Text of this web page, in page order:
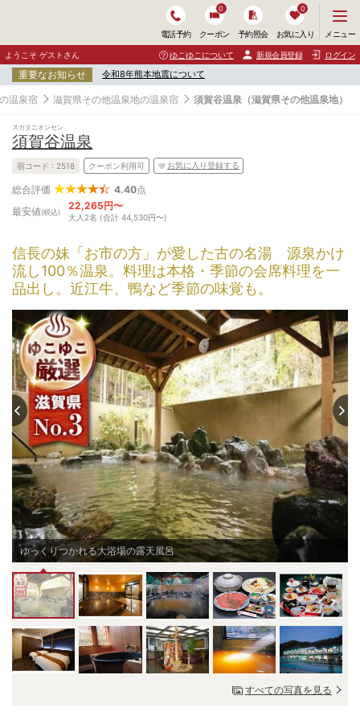
電話予約 クーポン
0
予約照会 お気に入り
0
ニ
ュ
ー
開
く
メニュー
ようこそ ゲストさん ゆこゆこについて 新規会員登録 ログイン
重要なお知らせ 令和8年熊本地震について
温泉宿 滋賀県その他温泉地の温泉宿 須賀谷温泉（滋賀県その他温泉地）
スガタニオンセン
須賀谷温泉
宿コード : 2518 クーポン利用可 お気に入り登録する
総合評価 4.40点
最安値(税込)
22,265円〜
大人2名 (合計 44,530円〜)
信長の妹「お市の方」が愛した古の名湯 源泉かけ
流し100％温泉。料理は本格・季節の会席料理を一
品出し。近江牛、鴨など季節の味覚も。
ゆっくりつかれる大浴場の露天風呂
すべての写真を見る